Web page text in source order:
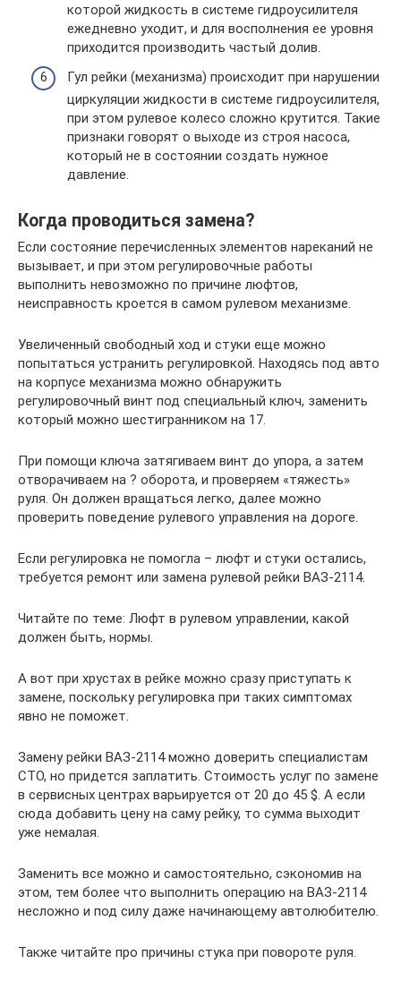
которой жидкость в системе гидроусилителя
ежедневно уходит, и для восполнения ее уровня
приходится производить частый долив.
Гул рейки (механизма) происходит при нарушении
циркуляции жидкости в системе гидроусилителя,
при этом рулевое колесо сложно крутится. Такие
признаки говорят о выходе из строя насоса,
который не в состоянии создать нужное
давление.
Когда проводиться замена?
Если состояние перечисленных элементов нареканий не
вызывает, и при этом регулировочные работы
выполнить невозможно по причине люфтов,
неисправность кроется в самом рулевом механизме.
Увеличенный свободный ход и стуки еще можно
попытаться устранить регулировкой. Находясь под авто
на корпусе механизма можно обнаружить
регулировочный винт под специальный ключ, заменить
который можно шестигранником на 17.
При помощи ключа затягиваем винт до упора, а затем
отворачиваем на ? оборота, и проверяем «тяжесть»
руля. Он должен вращаться легко, далее можно
проверить поведение рулевого управления на дороге.
Если регулировка не помогла – люфт и стуки остались,
требуется ремонт или замена рулевой рейки ВАЗ-2114.
Читайте по теме: Люфт в рулевом управлении, какой
должен быть, нормы.
А вот при хрустах в рейке можно сразу приступать к
замене, поскольку регулировка при таких симптомах
явно не поможет.
Замену рейки ВАЗ-2114 можно доверить специалистам
СТО, но придется заплатить. Стоимость услуг по замене
в сервисных центрах варьируется от 20 до 45 $. А если
сюда добавить цену на саму рейку, то сумма выходит
уже немалая.
Заменить все можно и самостоятельно, сэкономив на
этом, тем более что выполнить операцию на ВАЗ-2114
несложно и под силу даже начинающему автолюбителю.
Также читайте про причины стука при повороте руля.